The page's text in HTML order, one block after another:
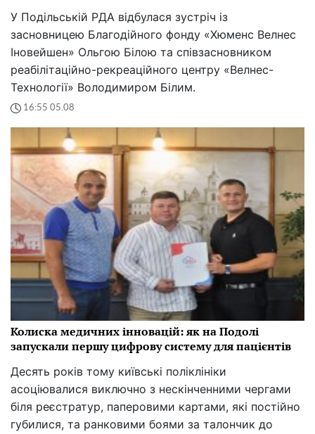
У Подільській РДА відбулася зустріч із
засновницею Благодійного фонду «Хюменс Велнес
Іновейшен» Ольгою Білою та співзасновником
реабілітаційно-рекреаційного центру «Велнес-
Технології» Володимиром Білим.
16:55 05.08
Колиска медичних інновацій: як на Подолі
запускали першу цифрову систему для пацієнтів
Десять років тому київські поліклініки
асоціювалися виключно з нескінченними чергами
біля реєстратур, паперовими картами, які постійно
губилися, та ранковими боями за талончик до